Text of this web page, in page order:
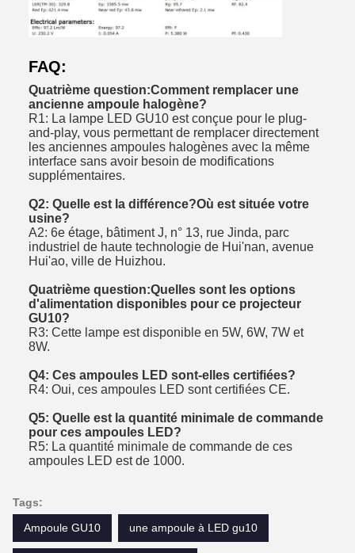
FAQ:
Quatrième question:Comment remplacer une
ancienne ampoule halogène?
R1: La lampe LED GU10 est conçue pour le plug-
and-play, vous permettant de remplacer directement
les anciennes ampoules halogènes avec la même
interface sans avoir besoin de modifications
supplémentaires.
Q2: Quelle est la différence?Où est située votre
usine?
A2: 6e étage, bâtiment J, n° 13, rue Jinda, parc
industriel de haute technologie de Hui'nan, avenue
Hui'ao, ville de Huizhou.
Quatrième question:Quelles sont les options
d'alimentation disponibles pour ce projecteur
GU10?
R3: Cette lampe est disponible en 5W, 6W, 7W et
8W.
Q4: Ces ampoules LED sont-elles certifiées?
R4: Oui, ces ampoules LED sont certifiées CE.
Q5: Quelle est la quantité minimale de commande
pour ces ampoules LED?
R5: La quantité minimale de commande de ces
ampoules LED est de 1000.
Tags:
Ampoule GU10
une ampoule à LED gu10